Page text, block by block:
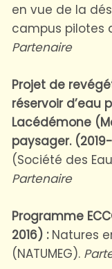
en vue de la
campus pilotes
Partenaire
Projet de
réservoir d’eau
Lacédémone
paysager.
(Société des
Partenaire
Programme
2016) :Natures
(NATUMEG).